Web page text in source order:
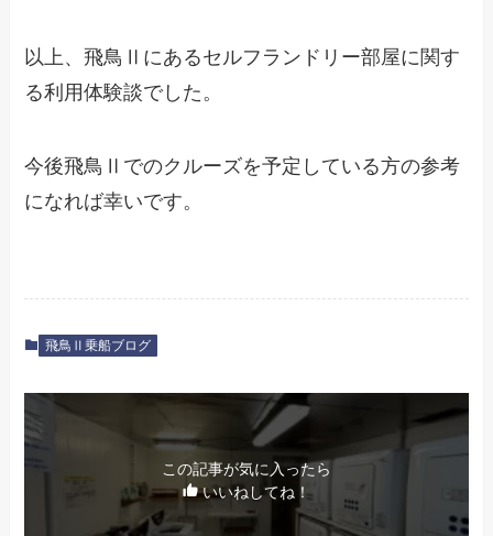
以上、飛鳥Ⅱにあるセルフランドリー部屋に関す
る利用体験談でした。
今後飛鳥Ⅱでのクルーズを予定している方の参考
になれば幸いです。
飛鳥Ⅱ乗船ブログ
この記事が気に入ったら
いいねしてね！